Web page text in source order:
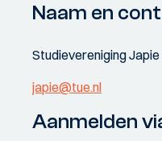
Naam en
Studievereniging Japie
japie@tue.nl
Aanmelden